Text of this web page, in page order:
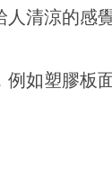
清涼的感
例如塑膠板